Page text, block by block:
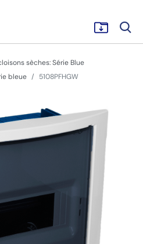
sèches: Série Blue
bleue
5108PFHGW